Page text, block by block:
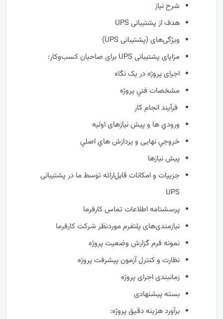
شرح نیاز
هدف از پشتیبانی UPS
ویژگی‌های (پشتیبانی UPS)
مزایای پشتیبانی UPS برای صاحبان کسب‌وکار:
اجرای پروژه در یک نگاه
مشخصات فني پروژه
فرآيند انجام کار
ورودي ها و پیش نیازهای اولیه
خروجي نهایی و پردازش هاي اصلي
پیش نیازها
جزییات و امکانات قابل‌ارائه توسط ما در پشتیبانی
UPS
پرسشنامه اطلاعات تماس کارفرما
نیازمندی‌های پلتفرم موردنظر شرکت کارفرما
نمونه فرم گزارش وضعيت پروژه
نظارت و كنترل آزمون پیشرفت پروژه
زمانبندی اجرای پروژه
بسته پیشنهادی
برآورد هزینه دقیق پروژه: